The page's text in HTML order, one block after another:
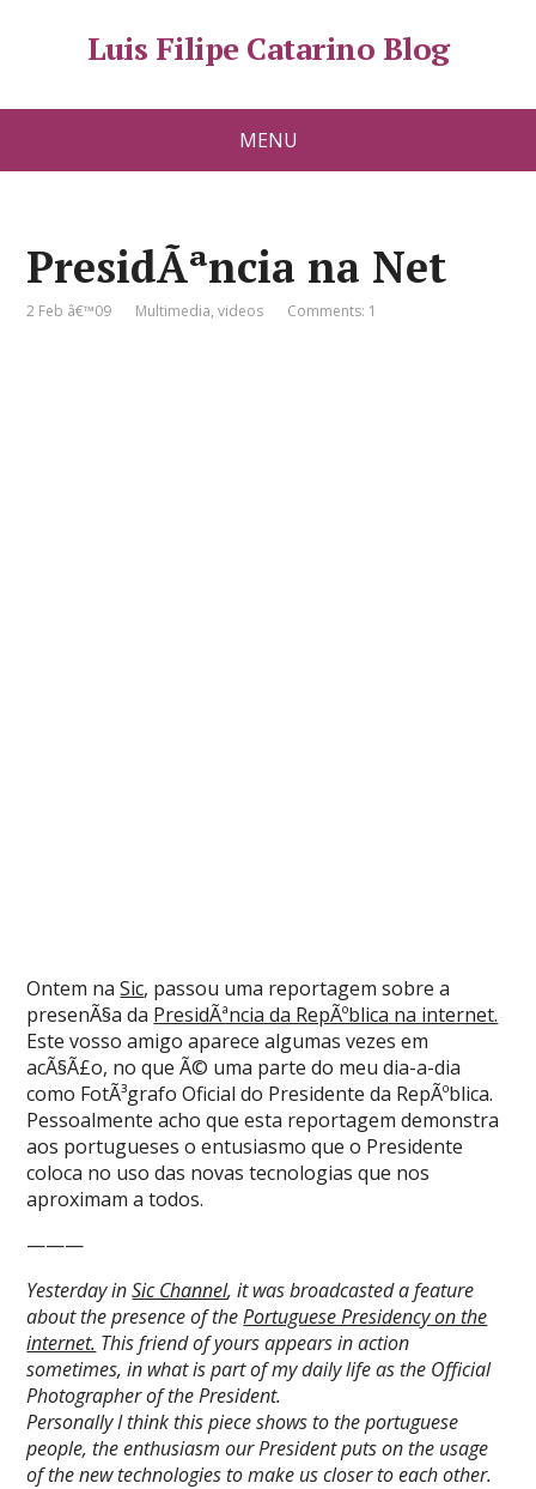
Luis Filipe Catarino Blog
MENU
PresidÃªncia na Net
2 Feb â€™09 Multimedia,videos Comments: 1
Ontem naSic, passou uma reportagem sobre a
presenÃ§a da PresidÃªncia da RepÃºblica na internet.
Este vosso amigo aparece algumas vezes em
acÃ§Ã£o, no que Ã© uma parte do meu dia-a-dia
como FotÃ³grafo Oficial do Presidente da RepÃºblica.
Pessoalmente acho que esta reportagem demonstra
aos portugueses o entusiasmo que o Presidente
coloca no uso das novas tecnologias que nos
aproximam a todos.
———
Yesterday inSic Channel, it was broadcasted a feature
about the presence of thePortuguese Presidency on the
internet. This friend of yours appears in action
sometimes, in what is part of my daily life as the Official
Photographer of the President.
Personally I think this piece shows to the portuguese
people, the enthusiasm our President puts on the usage
of the new technologies to make us closer to each other.